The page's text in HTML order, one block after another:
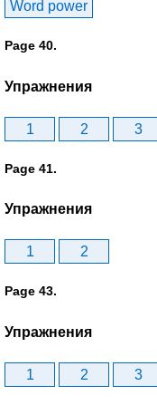
Word power
Page 40.
Упражнения
1 2 3
Page 41.
Упражнения
1 2
Page 43.
Упражнения
1 2 3